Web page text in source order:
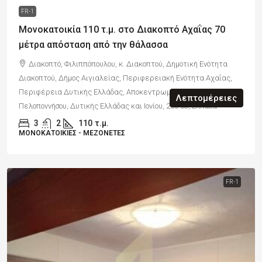
FR-1
Μονοκατοικία 110 τ.μ. στο Διακοπτό Αχαΐας 70
μέτρα απόσταση από την θάλασσα
Διακοπτό, Φιλιππόπουλου, κ. Διακοπτού, Δημοτική Ενότητα
Διακοπτού, Δήμος Αιγιαλείας, Περιφερειακή Ενότητα Αχαΐας,
Περιφέρεια Δυτικής Ελλάδας, Αποκεντρωμένη Διοίκηση
Πελοποννήσου, Δυτικής Ελλάδας και Ιονίου, 250 03, Ελλάδα
3 2 110 τ.μ.
ΜΟΝΟΚΑΤΟΙΚΊΕΣ - ΜΕΖΟΝΈΤΕΣ
Λεπτομέρειες
FR-1